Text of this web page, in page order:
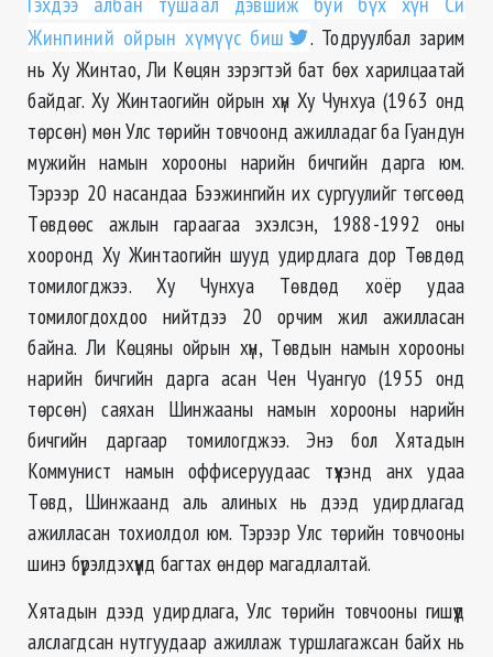
Жинпиний ойрын хүмүүс биш
. Тодруулбал зарим
нь Ху Жинтао, Ли Көцян зэрэгтэй бат бөх харилцаатай
байдаг. Ху Жинтаогийн ойрын хүн Ху Чунхуа (1963 онд
төрсөн) мөн Улс төрийн товчоонд ажилладаг ба Гуандун
мужийн намын хорооны нарийн бичгийн дарга юм.
Тэрээр 20 насандаа Бээжингийн их сургуулийг төгсөөд
Төвдөөс ажлын гараагаа эхэлсэн, 1988-1992 оны
хооронд Ху Жинтаогийн шууд удирдлага дор Төвдөд
томилогджээ. Ху Чунхуа Төвдөд хоёр удаа
томилогдохдоо нийтдээ 20 орчим жил ажилласан
байна. Ли Көцяны ойрын хүн, Төвдын намын хорооны
нарийн бичгийн дарга асан Чен Чуангуо (1955 онд
төрсөн) саяхан Шинжааны намын хорооны нарийн
бичгийн даргаар томилогджээ. Энэ бол Хятадын
Коммунист намын оффисеруудаас түүхэнд анх удаа
Төвд, Шинжаанд аль алиных нь дээд удирдлагад
ажилласан тохиолдол юм. Тэрээр Улс төрийн товчооны
шинэ бүрэлдэхүүнд багтах өндөр магадлалтай.
Хятадын дээд удирдлага, Улс төрийн товчооны гишүүд
алслагдсан нутгуудаар ажиллаж туршлагажсан байх нь